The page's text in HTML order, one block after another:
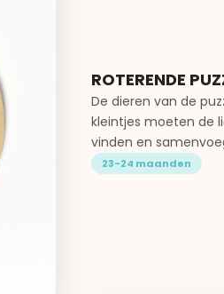
ROTERENDE
De dieren van de
kleintjes moeten de
vinden en
23-24 maanden